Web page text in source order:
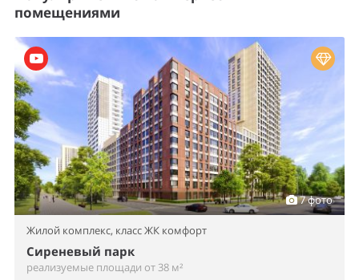
помещениями
7 фото
Жилой комплекс, класс ЖК комфорт
Сиреневый парк
реализуемые площади от 38 м²